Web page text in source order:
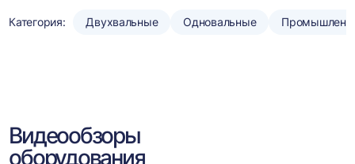
Категория: Двухвальные Одновальные
Видеообзоры
оборудования